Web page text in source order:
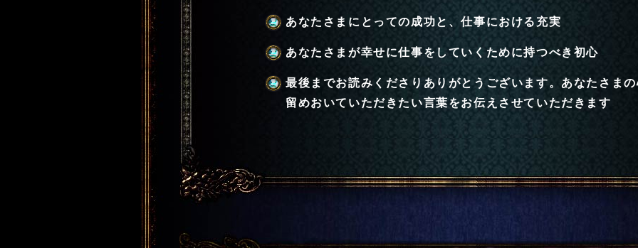
あなたさまにとっての成功と、仕事における充実
あなたさまが幸せに仕事をしていくために持つべき初心
最後までお読みくださりありがとうございます。あなたさま
留めおいていただきたい言葉をお伝えさせていただきます